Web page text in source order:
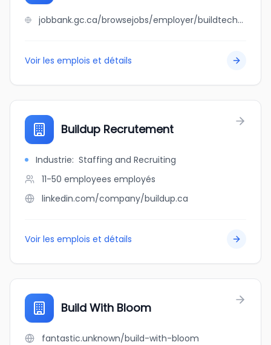
jobbank.gc.ca/browsejobs/employer/buildtech+contracting+inc./ca
Voir les emplois et détails
Buildup Recrutement
Industrie: Staffing and Recruiting
11-50 employees employés
linkedin.com/company/buildup.ca
Voir les emplois et détails
Build With Bloom
fantastic.unknown/build-with-bloom